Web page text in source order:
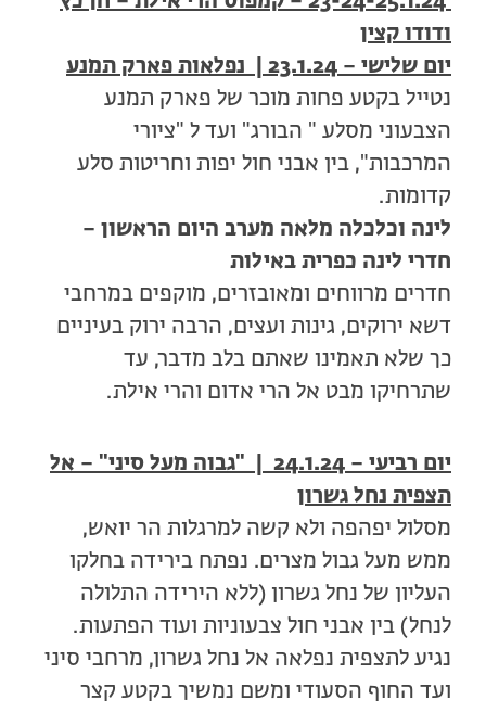
ודודו קצין
יום שלישי – 23.1.24 | נפלאות פארק תמנע
נטייל בקטע פחות מוכר של פארק תמנע
הצבעוני מסלע " הבורג" ועד ל "ציורי
המרכבות", בין אבני חול יפות וחריטות סלע
קדומות.
לינה וכלכלה מלאה מערב היום הראשון –
חדרי לינה כפרית באילות
חדרים מרווחים ומאובזרים, מוקפים במרחבי
דשא ירוקים, גינות ועצים, הרבה ירוק בעיניים
כך שלא תאמינו שאתם בלב מדבר, עד
שתרחיקו מבט אל הרי אדום והרי אילת.
יום רביעי – 24.1.24 | "גבוה מעל סיני" – אל
תצפית נחל גשרון
מסלול יפהפה ולא קשה למרגלות הר יואש,
ממש מעל גבול מצרים. נפתח בירידה בחלקו
העליון של נחל גשרון (ללא הירידה התלולה
לנחל) בין אבני חול צבעוניות ועוד הפתעות.
נגיע לתצפית נפלאה אל נחל גשרון, מרחבי סיני
ועד החוף הסעודי ומשם נמשיך בקטע קצר